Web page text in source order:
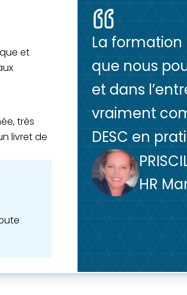
et
très
livret de
La
que nous
et dans
vraiment
DESC en
HR